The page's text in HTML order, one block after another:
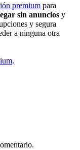
premium para
sin anuncios y
y segura
a ninguna otra
.